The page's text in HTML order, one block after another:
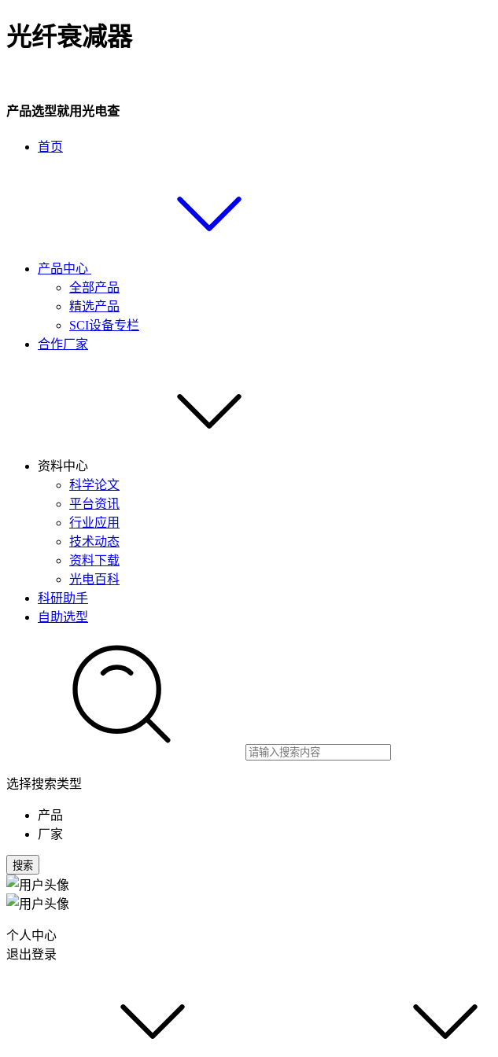
光纤衰减器
产品选型就用光电查
首页
产品中心
全部产品
精选产品
SCI设备专栏
合作厂家
资料中心
科学论文
平台资讯
行业应用
技术动态
资料下载
光电百科
科研助手
自助选型
选择搜索类型
产品
厂家
搜索
个人中心
退出登录